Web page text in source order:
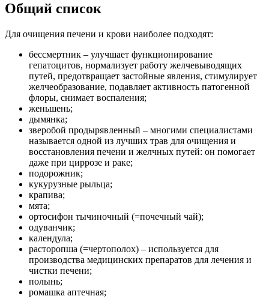
Общий список
Для очищения печени и крови наиболее подходят:
бессмертник – улучшает функционирование
гепатоцитов, нормализует работу желчевыводящих
путей, предотвращает застойные явления, стимулирует
желчеобразование, подавляет активность патогенной
флоры, снимает воспаления;
женьшень;
дымянка;
зверобой продырявленный – многими специалистами
называется одной из лучших трав для очищения и
восстановления печени и желчных путей: он помогает
даже при циррозе и раке;
подорожник;
кукурузные рыльца;
крапива;
мята;
ортосифон тычиночный (=почечный чай);
одуванчик;
календула;
расторопша (=чертополох) – используется для
производства медицинских препаратов для лечения и
чистки печени;
полынь;
ромашка аптечная;